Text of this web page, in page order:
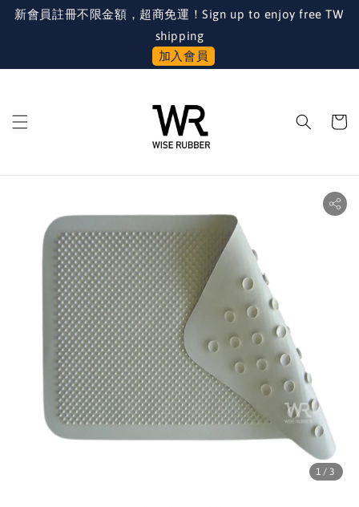
新會員註冊不限金額，超商免運！Sign up to enjoy free TW
shipping
加入會員
1 /3